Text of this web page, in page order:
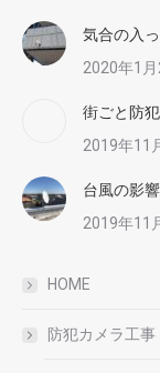
気合の入
2020年1月
街ごと防
2019年11
台風の影
2019年11
HOME
防犯カメラ工事